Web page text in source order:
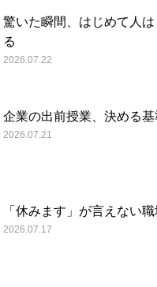
驚いた瞬間、はじめて人
る
2026.07.22
企業の出前授業、決める基
2026.07.21
「休みます」が言えない
2026.07.17